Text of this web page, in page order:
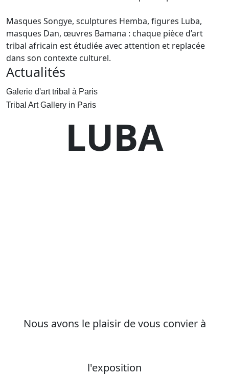
Masques Songye, sculptures Hemba, figures Luba,
masques Dan, œuvres Bamana : chaque pièce d’art
tribal africain est étudiée avec attention et replacée
dans son contexte culturel.
Actualités
Galerie d'art tribal à Paris
Tribal Art Gallery in Paris
LUBA
Nous avons le plaisir de vous convier à
l'exposition